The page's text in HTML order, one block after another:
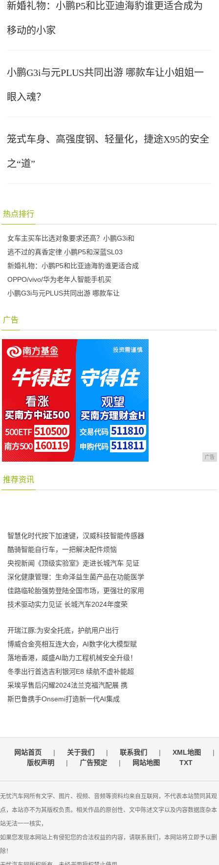
新婚礼物：小鹏P5和比亚迪海豹谁更适合成为
移动的小家
小鹏G3i与元PLUS共同出游 哪款车让小姐姐一
眼入魂？
笼式车身、高强度钢、轻量化，捷途X95的安全
之“道”
热点排行
女车主买车比选对象要求还高？小鹏G3i和
逃不过的真香定律 小鹏P5和深蓝SL03
新婚礼物：小鹏P5和比亚迪海豹谁更适合成
OPPO/vivo/华为老年人智能手机买
小鹏G3i与元PLUS共同出游 哪款车让
广告
广告
推荐资讯
智慧化时代按下加速键，汉威科技智能传感器
酷骑智能自行车，一把解决配件烦恼
央视新闻《顶级实验室》走进长城汽车 见证
深化健康管理：生命泽益生菌产品在功能医学
佳路临轮胎强势登陆全国市场，更强壮的家用
技术驱动实力见证 长城汽车2024年度荣
开瑞江豚:为安全托底，护航用户出行
博威合金亮相互连大会，AI数字化大模型赋
落地香港，威盛AI助力工程机械安全升级！
冬季出行首选吉利银河E8 续航不虚补能超
采埃孚售后闪耀2024法兰克福汽配展 携
斯巴鲁携手Onsemi打造新一代AI集成
网站首页 | 关于我们 | 联系我们 | XML地图
|
版权声明
| 广告预定 | 网站地图 TXT
无忧汽车网所有文字、图片、视频、音频等资料均来自互联网，不代表本站赞同其观
点，本站亦不为其版权负责。相关作品的原创性、文中陈述文字以及内容数据庞杂本
站无法一一核实，
如果您发现本网站上有侵犯您的合法权益的内容，请联系我们，本网站将立即予以删
除！